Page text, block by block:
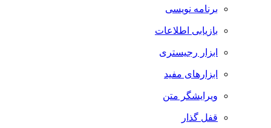
برنامه نویسی
بازیابی اطلاعات
ابزار رجیستری
ابزارهای مفید
ویرایشگر متن
قفل گذار